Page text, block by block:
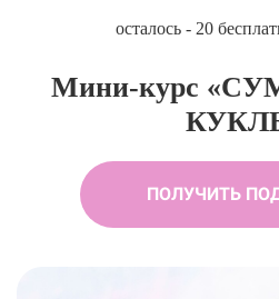
осталось - 20
Мини-курс
ПОЛУЧИТЬ